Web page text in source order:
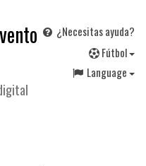
¿Necesitas ayuda?
Fútbol
Language